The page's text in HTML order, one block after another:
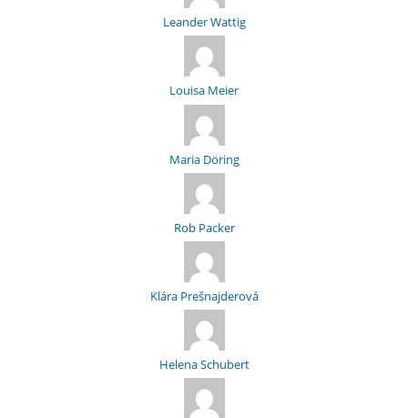
Leander Wattig
Louisa Meier
Maria Döring
Rob Packer
Klára Prešnajderová
Helena Schubert